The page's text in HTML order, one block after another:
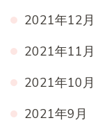
2021年12月
2021年11月
2021年10月
2021年9月